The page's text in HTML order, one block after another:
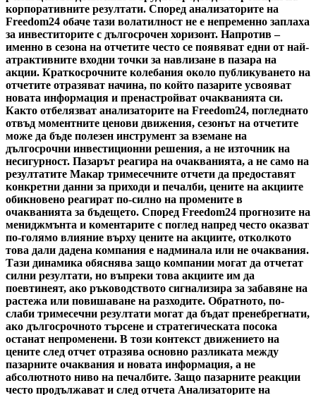
корпоративните резултати. Според анализаторите на
Freedom24 обаче тази волатилност не е непременно заплаха
за инвеститорите с дългосрочен хоризонт. Напротив –
именно в сезона на отчетите често се появяват едни от най-
атрактивните входни точки за навлизане в пазара на
акции. Краткосрочните колебания около публикуването на
отчетите отразяват начина, по който пазарите усвояват
новата информация и пренастройват очакванията си.
Както отбелязват анализаторите на Freedom24, погледнато
отвъд моментните ценови движения, сезонът на отчетите
може да бъде полезен инструмент за вземане на
дългосрочни инвестиционни решения, а не източник на
несигурност. Пазарът реагира на очакванията, а не само на
резултатите Макар тримесечните отчети да предоставят
конкретни данни за приходи и печалби, цените на акциите
обикновено реагират по-силно на промените в
очакванията за бъдещето. Според Freedom24 прогнозите на
мениджмънта и коментарите с поглед напред често оказват
по-голямо влияние върху цените на акциите, отколкото
това дали дадена компания е надминала или не очаквания.
Тази динамика обяснява защо компании могат да отчетат
силни резултати, но въпреки това акциите им да
поевтинеят, ако ръководството сигнализира за забавяне на
растежа или повишаване на разходите. Обратното, по-
слаби тримесечни резултати могат да бъдат пренебрегнати,
ако дългосрочното търсене и стратегическата посока
останат непроменени. В този контекст движението на
цените след отчет отразява основно разликата между
пазарните очаквания и новата информация, а не
абсолютното ниво на печалбите. Защо пазарните реакции
често продължават и след отчета Анализаторите на